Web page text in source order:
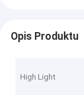
Opis Produktu
High Light